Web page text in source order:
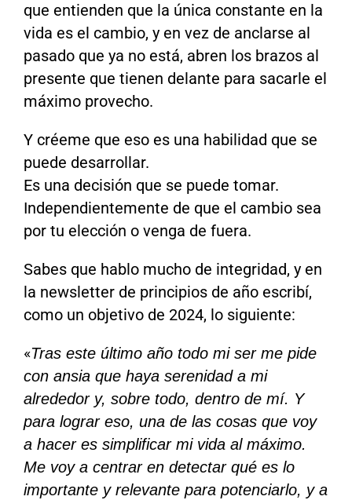
que entienden que la única constante en la
vida es el cambio, y en vez de anclarse al
pasado que ya no está, abren los brazos al
presente que tienen delante para sacarle el
máximo provecho.
Y créeme que eso es una habilidad que se
puede desarrollar.
Es una decisión que se puede tomar.
Independientemente de que el cambio sea
por tu elección o venga de fuera.
Sabes que hablo mucho de integridad, y en
la newsletter de principios de año escribí,
como un objetivo de 2024, lo siguiente:
«Tras este último año todo mi ser me pide
con ansia que haya serenidad a mi
alrededor y, sobre todo, dentro de mí. Y
para lograr eso, una de las cosas que voy
a hacer es simplificar mi vida al máximo.
Me voy a centrar en detectar qué es lo
importante y relevante para potenciarlo, y a